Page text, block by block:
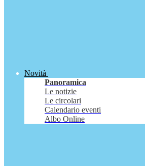
Novità
Panoramica
Le notizie
Le circolari
Calendario eventi
Albo Online